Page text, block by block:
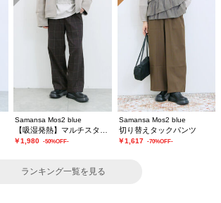
Samansa Mos2 blue
￥1,980 -50%OFF-
Samansa Mos2 blue
切り替えタックパンツ
￥1,617 -70%OFF-
ランキング一覧を見る